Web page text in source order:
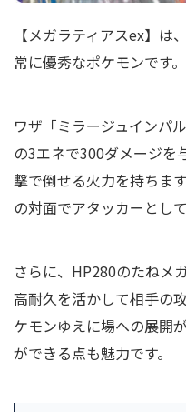
【メガラティアスex】
常に優秀なポケモンです。
ワザ「ミラージュインパ
の3エネで300ダメージを
撃で倒せる火力を持ちま
の対面でアタッカーとし
さらに、HP280のたねメ
高耐久を活かして相手の
ケモンゆえに場への展開
ができる点も魅力です。